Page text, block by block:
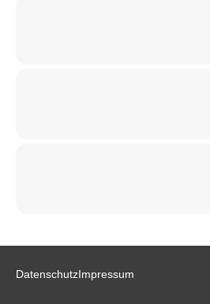
DatenschutzImpressum